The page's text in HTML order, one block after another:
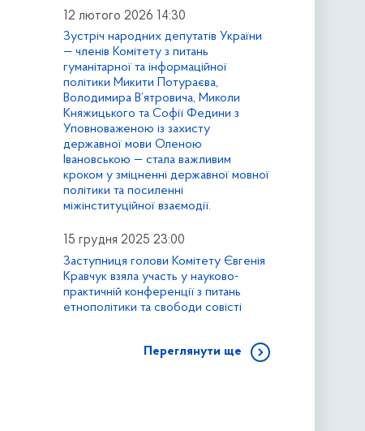
12 лютого 2026 14:30
Зустріч народних депутатів України
— членів Комітету з питань
гуманітарної та інформаційної
політики Микити Потураєва,
Володимира В’ятровича, Миколи
Княжицького та Софії Федини з
Уповноваженою із захисту
державної мови Оленою
Івановською — стала важливим
кроком у зміцненні державної мовної
політики та посиленні
міжінституційної взаємодії.
15 грудня 2025 23:00
Заступниця голови Комітету Євгенія
Кравчук взяла участь у науково-
практичній конференції з питань
етнополітики та свободи совісті
Переглянути ще